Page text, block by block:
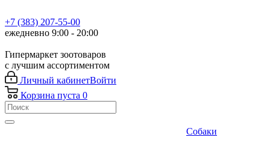
+7 (383) 207-55-00
ежедневно 9:00 - 20:00
Гипермаркет зоотоваров
с лучшим ассортиментом
Личный кабинетВойти
Корзина пуста 0
Собаки